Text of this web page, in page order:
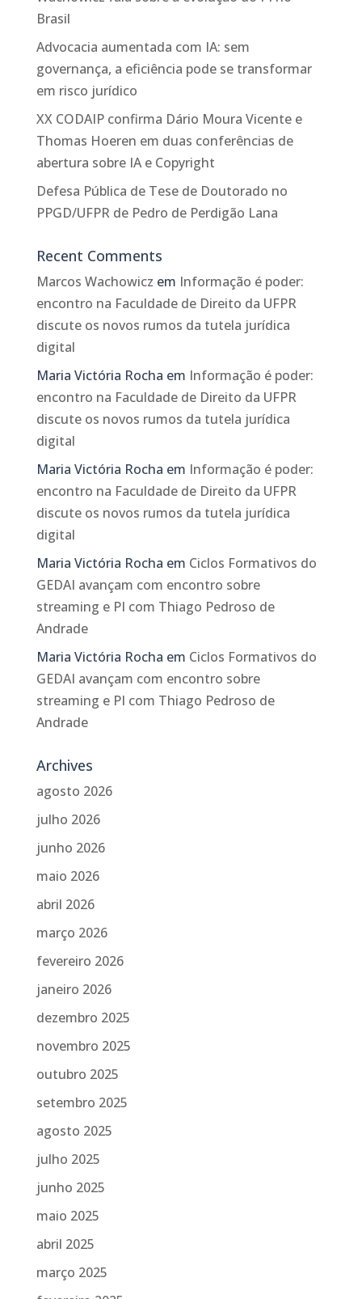
Brasil
Advocacia aumentada com IA: sem
governança, a eficiência pode se transformar
em risco jurídico
XX CODAIP confirma Dário Moura Vicente e
Thomas Hoeren em duas conferências de
abertura sobre IA e Copyright
Defesa Pública de Tese de Doutorado no
PPGD/UFPR de Pedro de Perdigão Lana
Recent Comments
Marcos Wachowicz em Informação é poder:
encontro na Faculdade de Direito da UFPR
discute os novos rumos da tutela jurídica
digital
Maria Victória Rocha em Informação é poder:
encontro na Faculdade de Direito da UFPR
discute os novos rumos da tutela jurídica
digital
Maria Victória Rocha em Informação é poder:
encontro na Faculdade de Direito da UFPR
discute os novos rumos da tutela jurídica
digital
Maria Victória Rocha em Ciclos Formativos do
GEDAI avançam com encontro sobre
streaming e PI com Thiago Pedroso de
Andrade
Maria Victória Rocha em Ciclos Formativos do
GEDAI avançam com encontro sobre
streaming e PI com Thiago Pedroso de
Andrade
Archives
agosto 2026
julho 2026
junho 2026
maio 2026
abril 2026
março 2026
fevereiro 2026
janeiro 2026
dezembro 2025
novembro 2025
outubro 2025
setembro 2025
agosto 2025
julho 2025
junho 2025
maio 2025
abril 2025
março 2025